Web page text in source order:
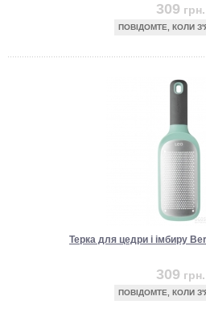
309 грн.
ПОВІДОМТЕ, КОЛИ
Терка для цедри і імбиру
309 грн.
ПОВІДОМТЕ, КОЛИ